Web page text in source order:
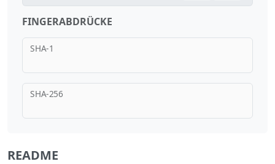
FINGERABDRÜCKE
SHA-1
SHA-256
README